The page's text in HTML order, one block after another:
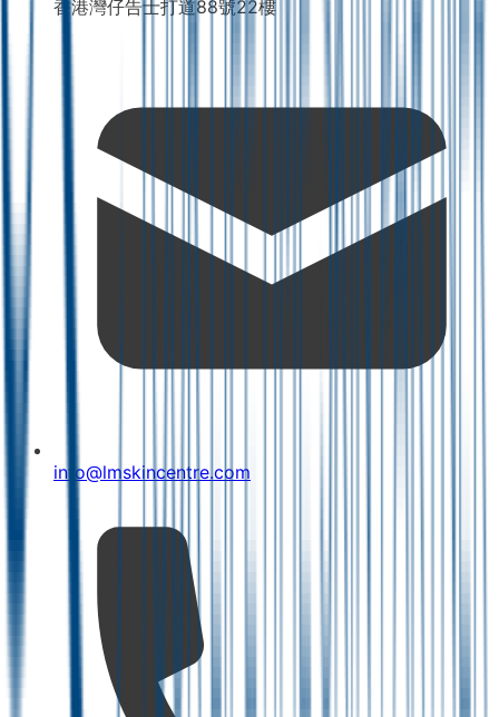
香港灣仔告士打道88號22樓
info@lmskincentre.com